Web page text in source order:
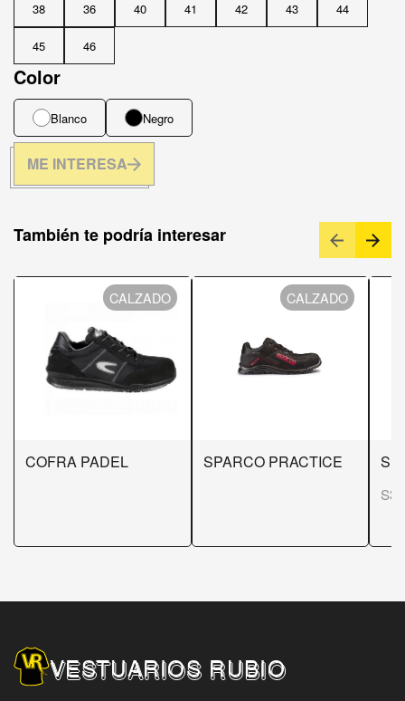
38 36 40 41 42 43 44
45 46
Color
Blanco Negro
ME INTERESA
También te podría interesar
CALZADO
COFRA PADEL
CALZADO
SPARCO PRACTICE
S3
VESTUARIOS RUBIO